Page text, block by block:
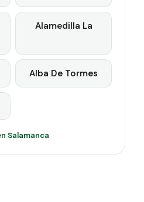
Alamedilla La
Alba De Tormes
Salamanca